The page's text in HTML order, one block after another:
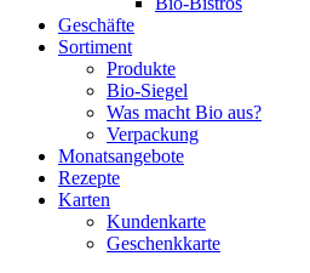
Geschäfte
Sortiment
Produkte
Bio-Siegel
Was macht Bio aus?
Verpackung
Monatsangebote
Rezepte
Karten
Kundenkarte
Geschenkkarte